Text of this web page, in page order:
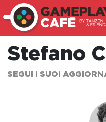
Stefano
SEGUI I SUOI